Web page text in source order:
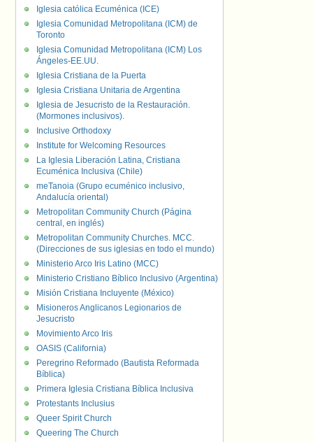
Iglesia católica Ecuménica (ICE)
Iglesia Comunidad Metropolitana (ICM) de
Toronto
Iglesia Comunidad Metropolitana (ICM) Los
Ángeles-EE.UU.
Iglesia Cristiana de la Puerta
Iglesia Cristiana Unitaria de Argentina
Iglesia de Jesucristo de la Restauración.
(Mormones inclusivos).
Inclusive Orthodoxy
Institute for Welcoming Resources
La Iglesia Liberación Latina, Cristiana
Ecuménica Inclusiva (Chile)
meTanoia (Grupo ecuménico inclusivo,
Andalucía oriental)
Metropolitan Community Church (Página
central, en inglés)
Metropolitan Community Churches. MCC.
(Direcciones de sus iglesias en todo el mundo)
Ministerio Arco Iris Latino (MCC)
Ministerio Cristiano Bíblico Inclusivo (Argentina)
Misión Cristiana Incluyente (México)
Misioneros Anglicanos Legionarios de
Jesucristo
Movimiento Arco Iris
OASIS (California)
Peregrino Reformado (Bautista Reformada
Bíblica)
Primera Iglesia Cristiana Bíblica Inclusiva
Protestants Inclusius
Queer Spirit Church
Queering The Church